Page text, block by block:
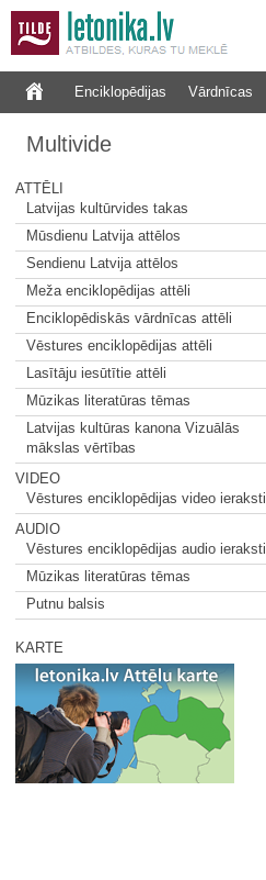
Enciklopēdijas Vārdnīcas
Multivide
ATTĒLI
Latvijas kultūrvides takas
Mūsdienu Latvija attēlos
Sendienu Latvija attēlos
Meža enciklopēdijas attēli
Enciklopēdiskās vārdnīcas attēli
Vēstures enciklopēdijas attēli
Lasītāju iesūtītie attēli
Mūzikas literatūras tēmas
Latvijas kultūras kanona Vizuālās
mākslas vērtības
VIDEO
Vēstures enciklopēdijas video ieraksti
AUDIO
Vēstures enciklopēdijas audio ieraksti
Mūzikas literatūras tēmas
Putnu balsis
KARTE